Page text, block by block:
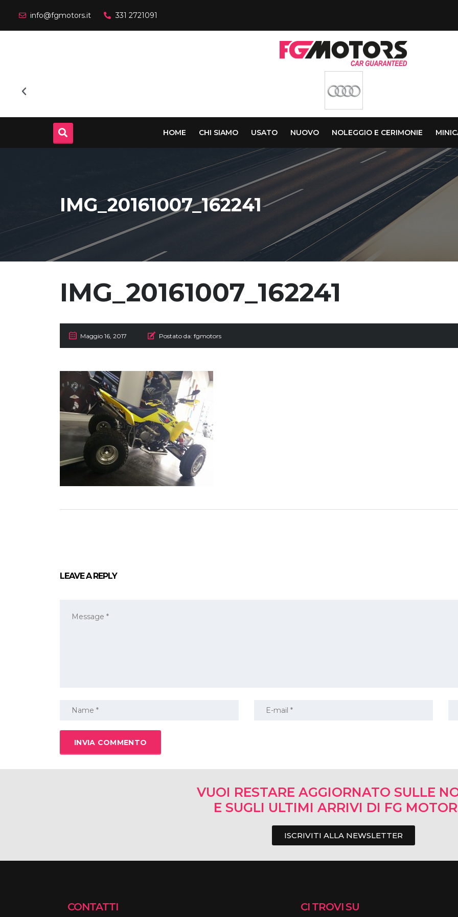
info@fgmotors.it 331 2721091
HOME CHI SIAMO USATO NUOVO NOLEGGIO E CERIMONIE
IMG_20161007_162241
IMG_20161007_162241
Maggio 16, 2017 Postato da: fgmotors
LEAVE A REPLY
VUOI RESTARE AGGIORNATO SULLE
E SUGLI ULTIMI ARRIVI DI FG
ISCRIVITI ALLA NEWSLETTER
CONTATTI CI TROVI SU